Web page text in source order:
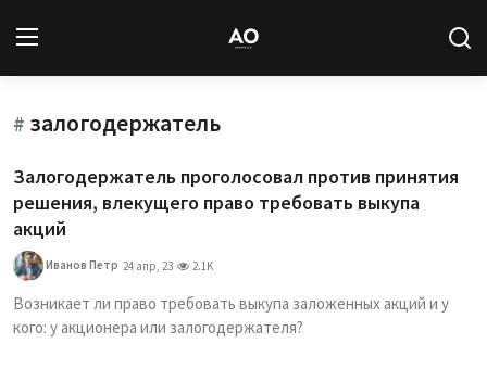
Вход Регистрация
Новости
Статьи
Архив
# залогодержатель
Залогодержатель проголосовал против принятия
решения, влекущего право требовать выкупа
акций
Иванов Петр 24 апр, 23 2.1K
Возникает ли право требовать выкупа заложенных акций и у
кого: у акционера или залогодержателя?